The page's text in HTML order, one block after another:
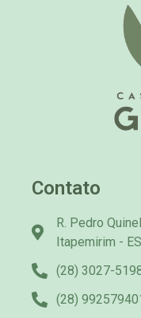
Contato
R. Pedro
Itapemirim - ES
(28) 3027-
(28)